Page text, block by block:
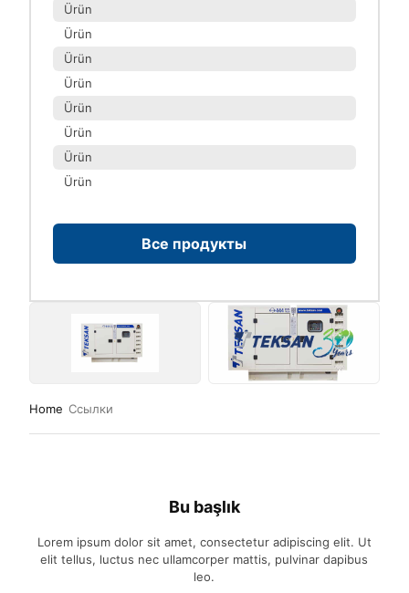
Ürün
Ürün
Ürün
Ürün
Ürün
Ürün
Ürün
Ürün
Все продукты
Home Ссылки
Bu başlık
Lorem ipsum dolor sit amet, consectetur adipiscing elit. Ut
elit tellus, luctus nec ullamcorper mattis, pulvinar dapibus
leo.